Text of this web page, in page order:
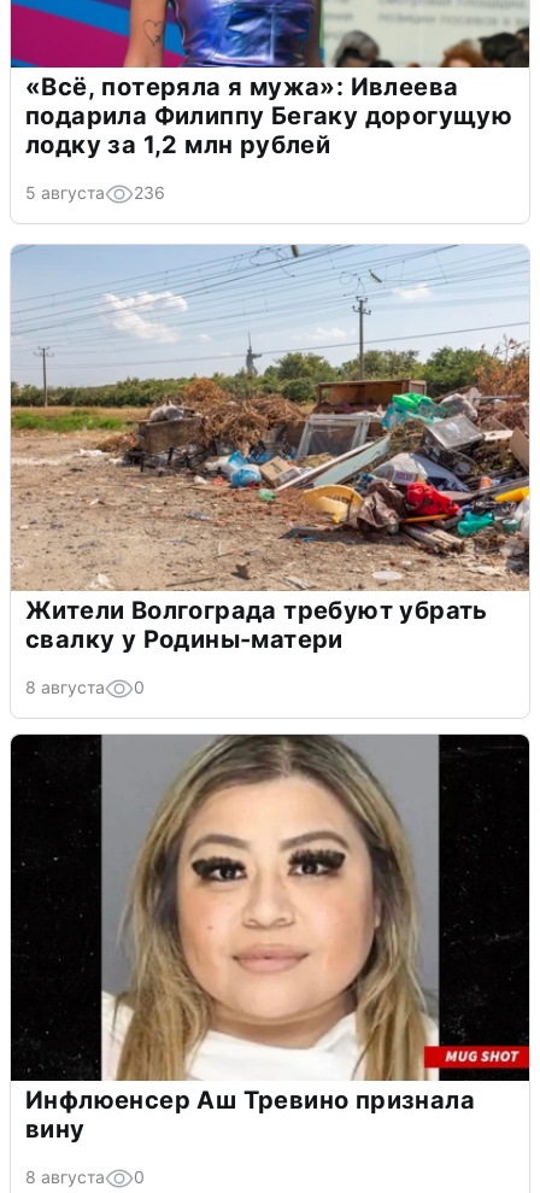
«Всё, потеряла я мужа»: Ивлеева
подарила Филиппу Бегаку дорогущую
лодку за 1,2 млн рублей
5 августа 236
Жители Волгограда требуют убрать
свалку у Родины-матери
8 августа 0
Инфлюенсер Аш Тревино признала
вину
8 августа 0